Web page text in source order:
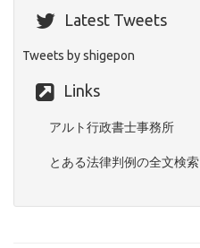
Latest Tweets
Tweets by shigepon
Links
アルト行政書士事務所
とある法律判例の全文検索